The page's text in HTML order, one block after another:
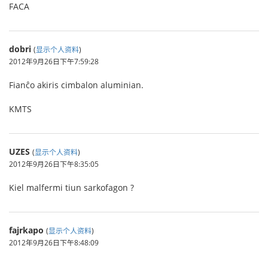
FACA
dobri (显示个人资料)
2012年9月26日下午7:59:28
Fianĉo akiris cimbalon aluminian.
KMTS
UZES (显示个人资料)
2012年9月26日下午8:35:05
Kiel malfermi tiun sarkofagon ?
fajrkapo (显示个人资料)
2012年9月26日下午8:48:09